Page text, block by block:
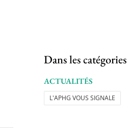
Dans les catégories
ACTUALITÉS
L'APHG VOUS SIGNALE